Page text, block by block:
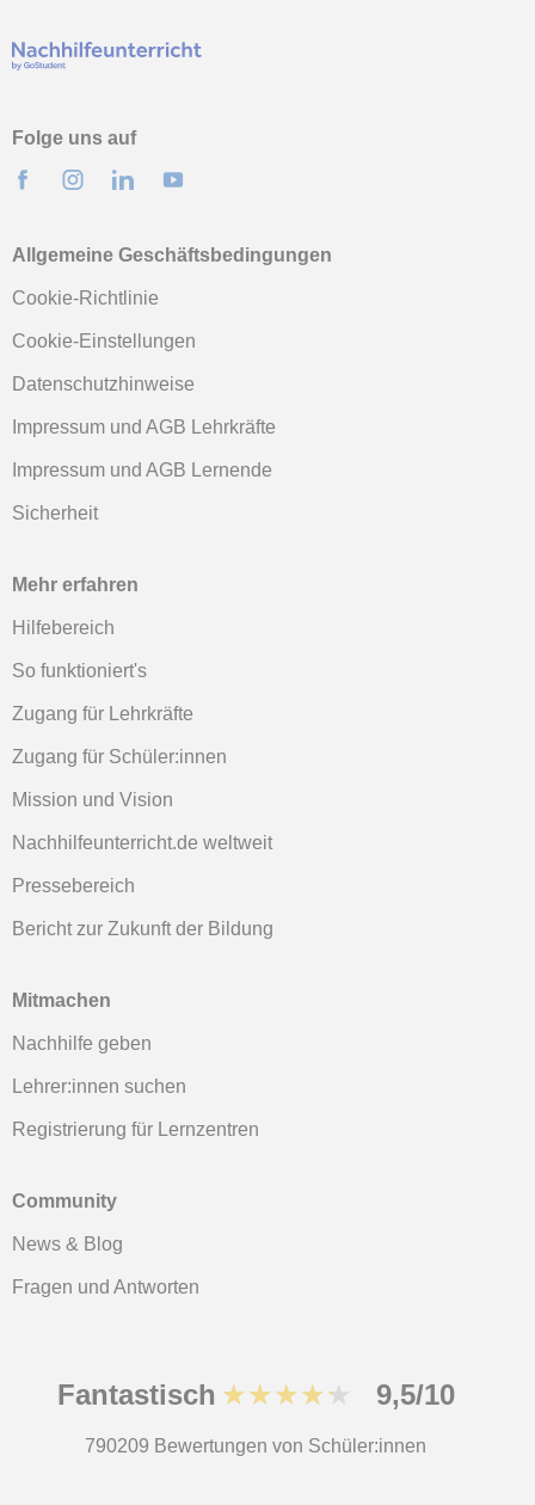
Folge uns auf
Allgemeine Geschäftsbedingungen
Cookie-Richtlinie
Cookie-Einstellungen
Datenschutzhinweise
Impressum und AGB Lehrkräfte
Impressum und AGB Lernende
Sicherheit
Mehr erfahren
Hilfebereich
So funktioniert's
Zugang für Lehrkräfte
Zugang für Schüler:innen
Mission und Vision
Nachhilfeunterricht.de weltweit
Pressebereich
Bericht zur Zukunft der Bildung
Mitmachen
Nachhilfe geben
Lehrer:innen suchen
Registrierung für Lernzentren
Community
News & Blog
Fragen und Antworten
Fantastisch ★★★★★ 9,5/10
790209 Bewertungen von Schüler:innen